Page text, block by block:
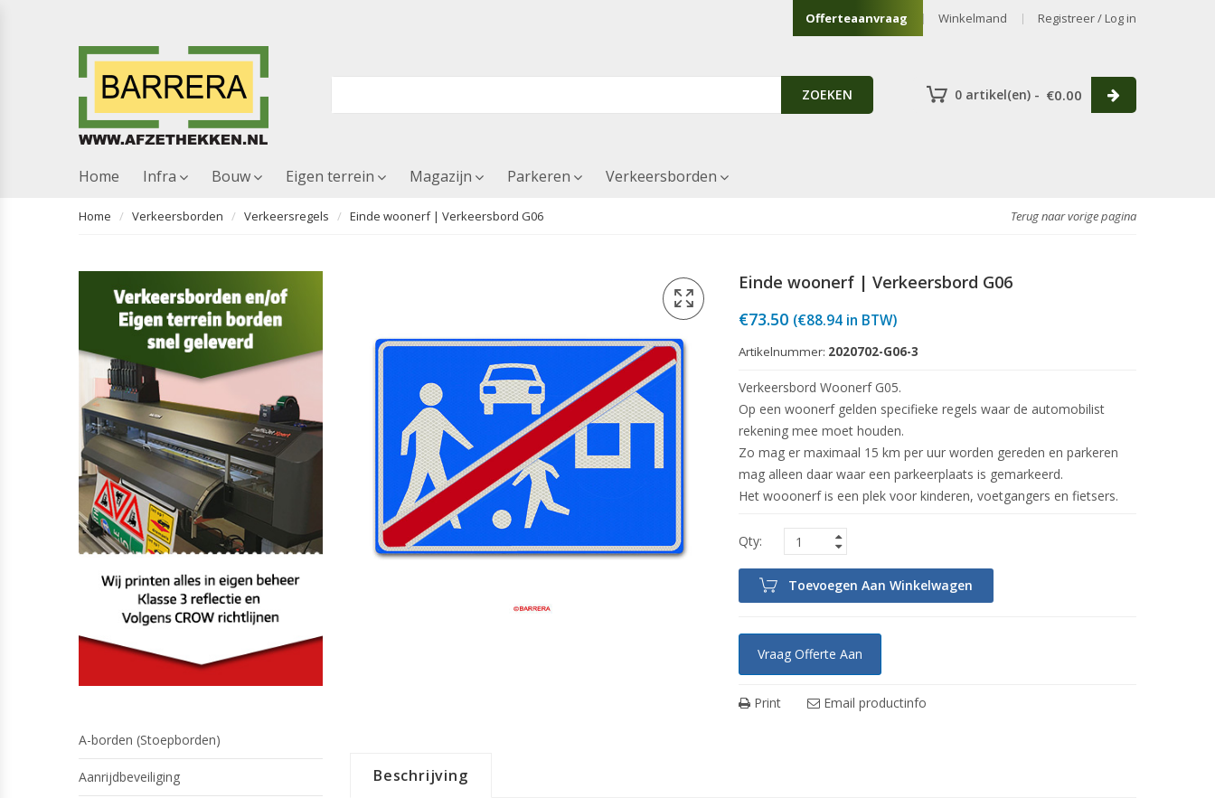
Offerteaanvraag Winkelmand Registreer / Log in
ZOEKEN 0 artikel(en) - €0.00
Home Infra Bouw Eigen terrein Magazijn Parkeren Verkeersborden
Home Verkeersborden Verkeersregels Einde woonerf | Verkeersbord G06 Terug naar vorige pagina
Einde woonerf | Verkeersbord G06
€73.50 (€88.94 in BTW)
Artikelnummer: 2020702-G06-3
Verkeersbord Woonerf G05.
Op een woonerf gelden specifieke regels waar de automobilist
rekening mee moet houden.
Zo mag er maximaal 15 km per uur worden gereden en parkeren
mag alleen daar waar een parkeerplaats is gemarkeerd.
Het wooonerf is een plek voor kinderen, voetgangers en fietsers.
Toevoegen Aan Winkelwagen
Vraag Offerte Aan
Print Email productinfo
Beschrijving
A-borden (Stoepborden)
Aanrijdbeveiliging